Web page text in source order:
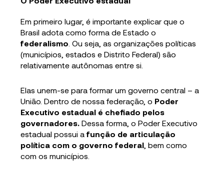
Em primeiro lugar, é importante explicar que o
Brasil adota como forma de Estado o
federalismo . Ou seja, as organizações políticas
(municípios, estados e Distrito Federal) são
relativamente autônomas entre si.
Elas unem-se para formar um governo central – a
União. Dentro de nossa federação, o Poder
Executivo estadual é chefiado pelos
governadores.Dessa forma, o Poder Executivo
estadual possui a função de articulação
política com o governo federal , bem como
com os municípios.